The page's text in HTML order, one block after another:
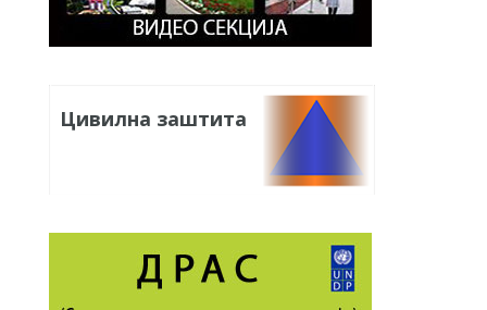
Цивилна заштита